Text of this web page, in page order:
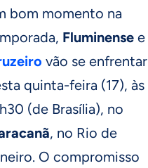
bom momento na
Fluminense e
vão se enfrentar
quinta-feira (17), às
(de Brasília), no
, no Rio de
O compromisso